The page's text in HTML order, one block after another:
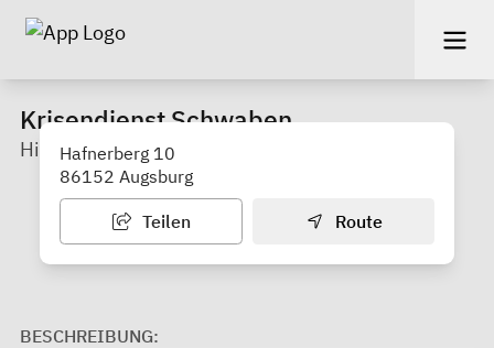
Krisendienst Schwaben
Hilfe bei psychischen Krisen - täglich 0-24 Uhr
Hafnerberg 10
86152 Augsburg
Teilen Route
BESCHREIBUNG: